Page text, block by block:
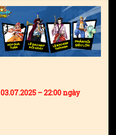
– 22:00 ngày